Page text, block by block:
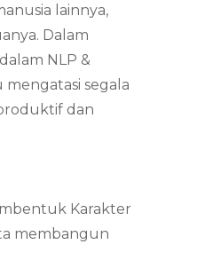
lainnya,
Dalam
NLP &
segala
dan
Karakter
membangun